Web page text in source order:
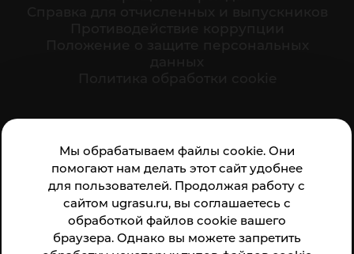
Мы обрабатываем файлы cookie. Они
помогают нам делать этот сайт удобнее
для пользователей. Продолжая работу с
сайтом ugrasu.ru, вы соглашаетесь с
обработкой файлов cookie вашего
браузера. Однако вы можете запретить
организации: